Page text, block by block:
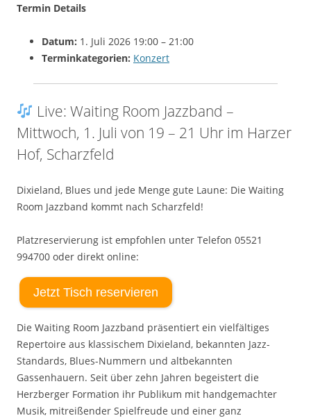
Termin Details
Datum: 1. Juli 2026 19:00 – 21:00
Terminkategorien: Konzert
Live: Waiting Room Jazzband –
Mittwoch, 1. Juli von 19 – 21 Uhr im Harzer
Hof, Scharzfeld
Dixieland, Blues und jede Menge gute Laune: Die Waiting
Room Jazzband kommt nach Scharzfeld!
Platzreservierung ist empfohlen unter Telefon 05521
994700 oder direkt online:
Jetzt Tisch reservieren
Die Waiting Room Jazzband präsentiert ein vielfältiges
Repertoire aus klassischem Dixieland, bekannten Jazz-
Standards, Blues-Nummern und altbekannten
Gassenhauern. Seit über zehn Jahren begeistert die
Herzberger Formation ihr Publikum mit handgemachter
Musik, mitreißender Spielfreude und einer ganz